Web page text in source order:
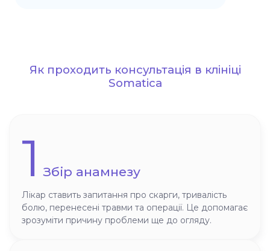
Як проходить консультація в клініці
Somatica
1 Збір анамнезу
Лікар ставить запитання про скарги, тривалість
болю, перенесені травми та операції. Це допомагає
зрозуміти причину проблеми ще до огляду.